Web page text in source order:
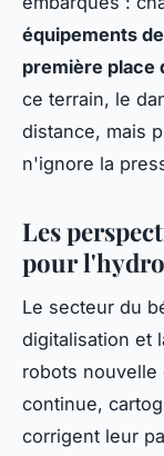
équipements
première place
ce terrain, le
distance, mais
n'ignore la
Les
pour
Le secteur du
digitalisation et
robots nouvelle
continue,
corrigent leur